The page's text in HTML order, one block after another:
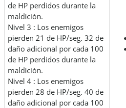
de HP perdidos durante la
maldición.
Nivel 3 : Los enemigos
pierden 21 de HP/seg. 32 de
daño adicional por cada 100
de HP perdidos durante la
maldición.
Nivel 4 : Los enemigos
pierden 28 de HP/seg. 40 de
daño adicional por cada 100